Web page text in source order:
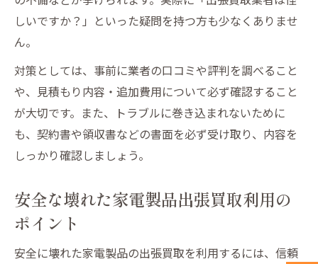
しいですか？」といった疑問を持つ方も少なくありませ
ん。
対策としては、事前に業者の口コミや評判を調べること
や、見積もり内容・追加費用について必ず確認すること
が大切です。また、トラブルに巻き込まれないために
も、契約書や領収書などの書面を必ず受け取り、内容を
しっかり確認しましょう。
安全な壊れた家電製品出張買取利用の
ポイント
安全に壊れた家電製品の出張買取を利用するには、信頼